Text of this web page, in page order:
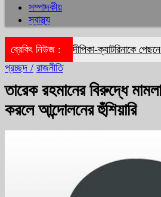
সম্পাদকীয়
স্বাস্থ্য
ব্রেকিং নিউজ :দীপিকা-ক্যাটরিনাকে পেছনে
প্রচ্ছদ / রাজনীতি
তারেক রহমানের বিরুদ্ধে
করলে আন্দোলনের হুঁশিয়ারি